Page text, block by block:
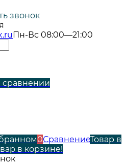
звонок
Пн-Вс 08:00—21:00
сравнении
0СравнениеТовар в
в корзине!